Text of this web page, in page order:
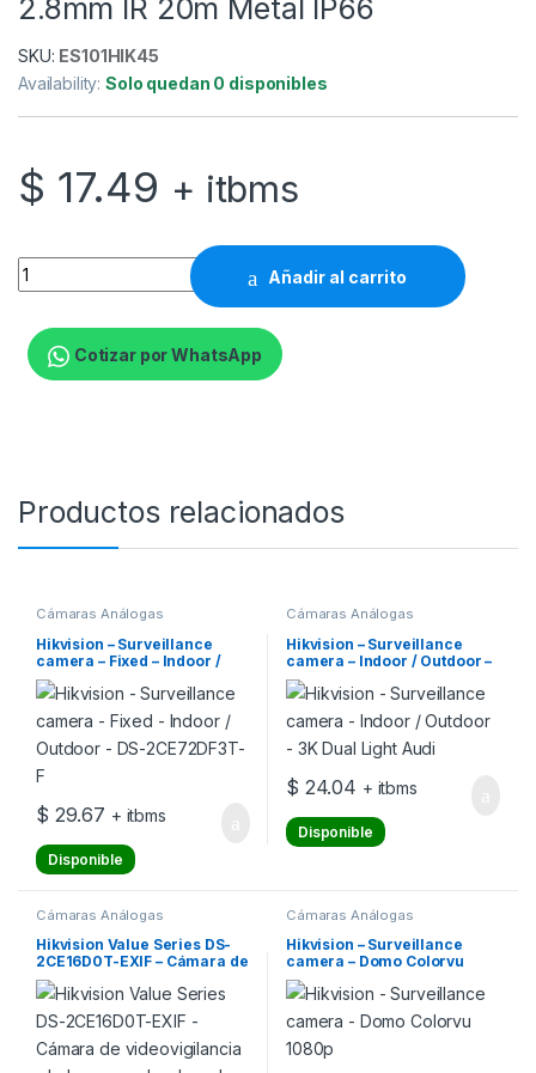
2.8mm IR 20m Metal IP66
SKU: ES101HIK45
Availability:Solo quedan 0 disponibles
$ 17.49 + itbms
HIK - Turbo 1080p Camara Bala 2.8mm IR 20m Metal IP66
Añadir al carrito
Cotizar por WhatsApp
Productos relacionados
Cámaras Análogas
Hikvision – Surveillance
camera – Fixed – Indoor /
Outdoor – DS-2CE72DF3T-F
$ 29.67 + itbms
Disponible
Cámaras Análogas
Hikvision – Surveillance
camera – Indoor / Outdoor –
3K Dual Light Audi
$ 24.04 + itbms
Disponible
Cámaras Análogas
Hikvision Value Series DS-
2CE16D0T-EXIF – Cámara de
videovigilancia – bala – a
prueba de polvo /
impermeable – color (Día y
noche) – 2 MP – 1080p –
montaje M12 – focal fijado –
compuesto, AHD, CVI, TV
Cámaras Análogas
Hikvision – Surveillance
camera – Domo Colorvu
1080p